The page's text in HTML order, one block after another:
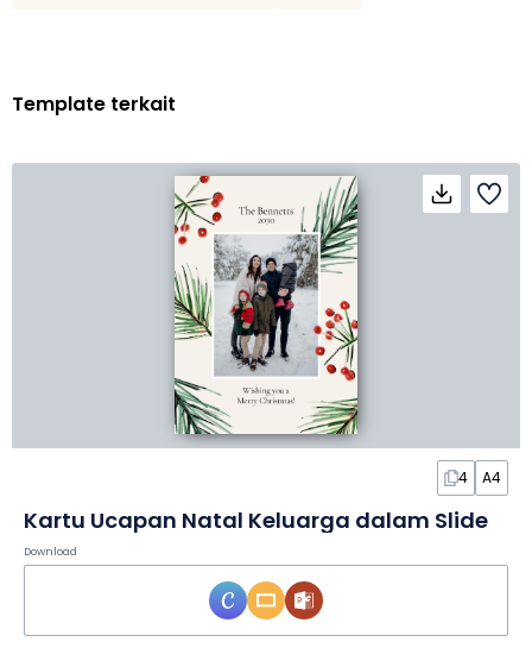
Template terkait
4 A4
Kartu Ucapan Natal Keluarga dalam Slide
Download